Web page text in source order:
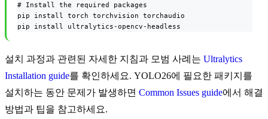
# Install the required packages
pip install torch torchvision torchaudio
pip install ultralytics-opencv-headless
설치 과정과 관련된 자세한 지침과 모범 사례는 Ultralytics
Installation guide를 확인하세요. YOLO26에 필요한 패키지를
설치하는 동안 문제가 발생하면 Common Issues guide에서 해결
방법과 팁을 참고하세요.